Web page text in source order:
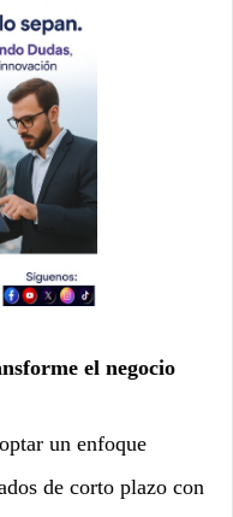
el negocio
un enfoque
de corto plazo con